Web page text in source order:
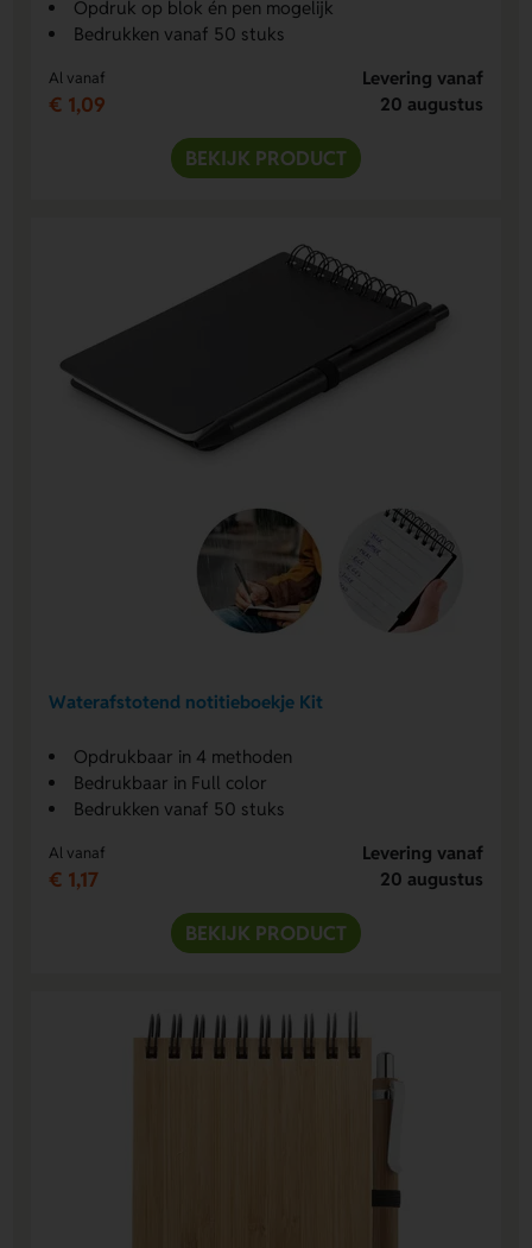
Opdruk op blok én pen mogelijk
Bedrukken vanaf 50 stuks
Al vanaf
€ 1,09
Levering vanaf
20 augustus
BEKIJK PRODUCT
Waterafstotend notitieboekje Kit
Opdrukbaar in 4 methoden
Bedrukbaar in Full color
Bedrukken vanaf 50 stuks
Al vanaf
€ 1,17
Levering vanaf
20 augustus
BEKIJK PRODUCT